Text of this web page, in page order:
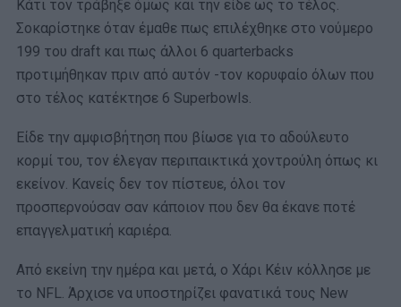
Κάτι τον τράβηξε όμως και την είδε ως το τέλος.
Σοκαρίστηκε όταν έμαθε πως επιλέχθηκε στο νούμερο
199 του draft και πως άλλοι 6 quarterbacks
προτιμήθηκαν πριν από αυτόν -τον κορυφαίο όλων που
στο τέλος κατέκτησε 6 Superbowls.
Είδε την αμφισβήτηση που βίωσε για το αδούλευτο
κορμί του, τον έλεγαν περιπαικτικά χοντρούλη όπως κι
εκείνον. Κανείς δεν τον πίστευε, όλοι τον
προσπερνούσαν σαν κάποιον που δεν θα έκανε ποτέ
επαγγελματική καριέρα.
Από εκείνη την ημέρα και μετά, ο Χάρι Κέιν κόλλησε με
το NFL. Άρχισε να υποστηρίζει φανατικά τους New